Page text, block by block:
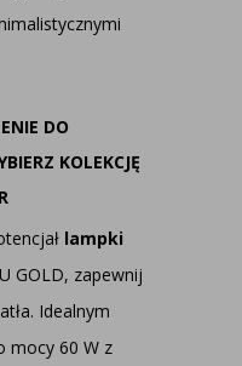
DO
KOLEKCJĘ
lampki
GOLD, zapewnij
Idealnym
mocy 60 W z